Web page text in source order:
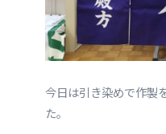
今日は引き染めで作製
た。